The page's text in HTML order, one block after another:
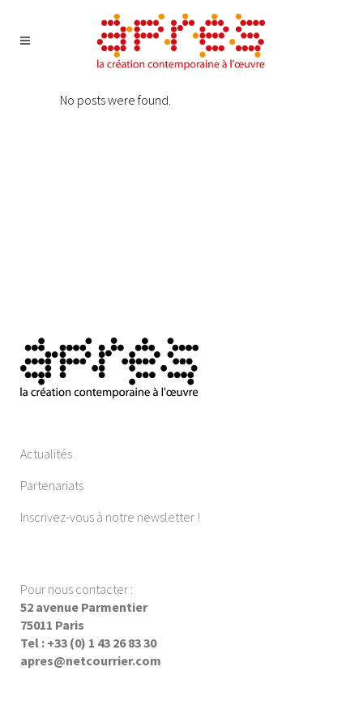
No posts were found.
Actualités
Partenariats
Inscrivez-vous à notre newsletter !
Pour nous contacter :
52 avenue Parmentier
75011 Paris
Tel : +33 (0) 1 43 26 83 30
apres@netcourrier.com